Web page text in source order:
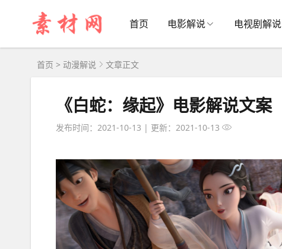
首页 电影解说 电视剧解说
首页 > 动漫解说 文章正文
《白蛇：缘起》电影解说文案
发布时间：2021-10-13 | 更新：2021-10-13